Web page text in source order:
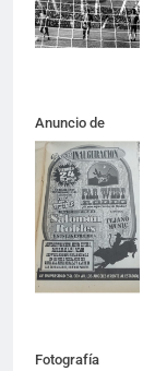
Anuncio de
apertura del Far
West junio de
1994 (Diario de
Monterrey)
Fotografía